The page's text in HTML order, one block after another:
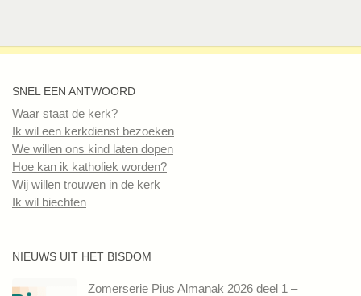
SNEL EEN ANTWOORD
Waar staat de kerk?
Ik wil een kerkdienst bezoeken
We willen ons kind laten dopen
Hoe kan ik katholiek worden?
Wij willen trouwen in de kerk
Ik wil biechten
NIEUWS UIT HET BISDOM
Zomerserie Pius Almanak 2026 deel 1 –